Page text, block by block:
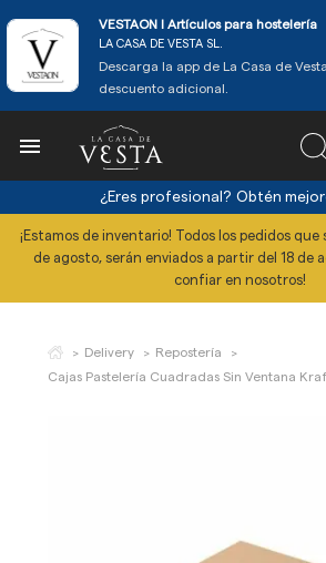
VESTAON l Artículos para hostelería
LA CASA DE VESTA SL.
Descarga la app de La Casa de
descuento adicional.

¿Eres profesional? Obtén
¡Estamos de inventario! Todos los pedidos que
de agosto, serán enviados a partir del 18 de
confiar en nosotros!
Delivery
Repostería
Cajas Pastelería Cuadradas Sin Ventana